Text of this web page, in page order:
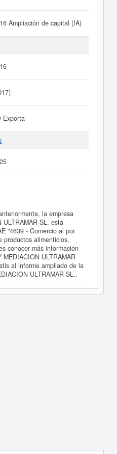
Ampliación de capital (IA)
Exporta
la empresa
ULTRAMAR SL. está
"4639 - Comercio al por
productos alimenticios,
conocer más información
ULTRAMAR
al informe ampliado de la
ULTRAMAR SL..